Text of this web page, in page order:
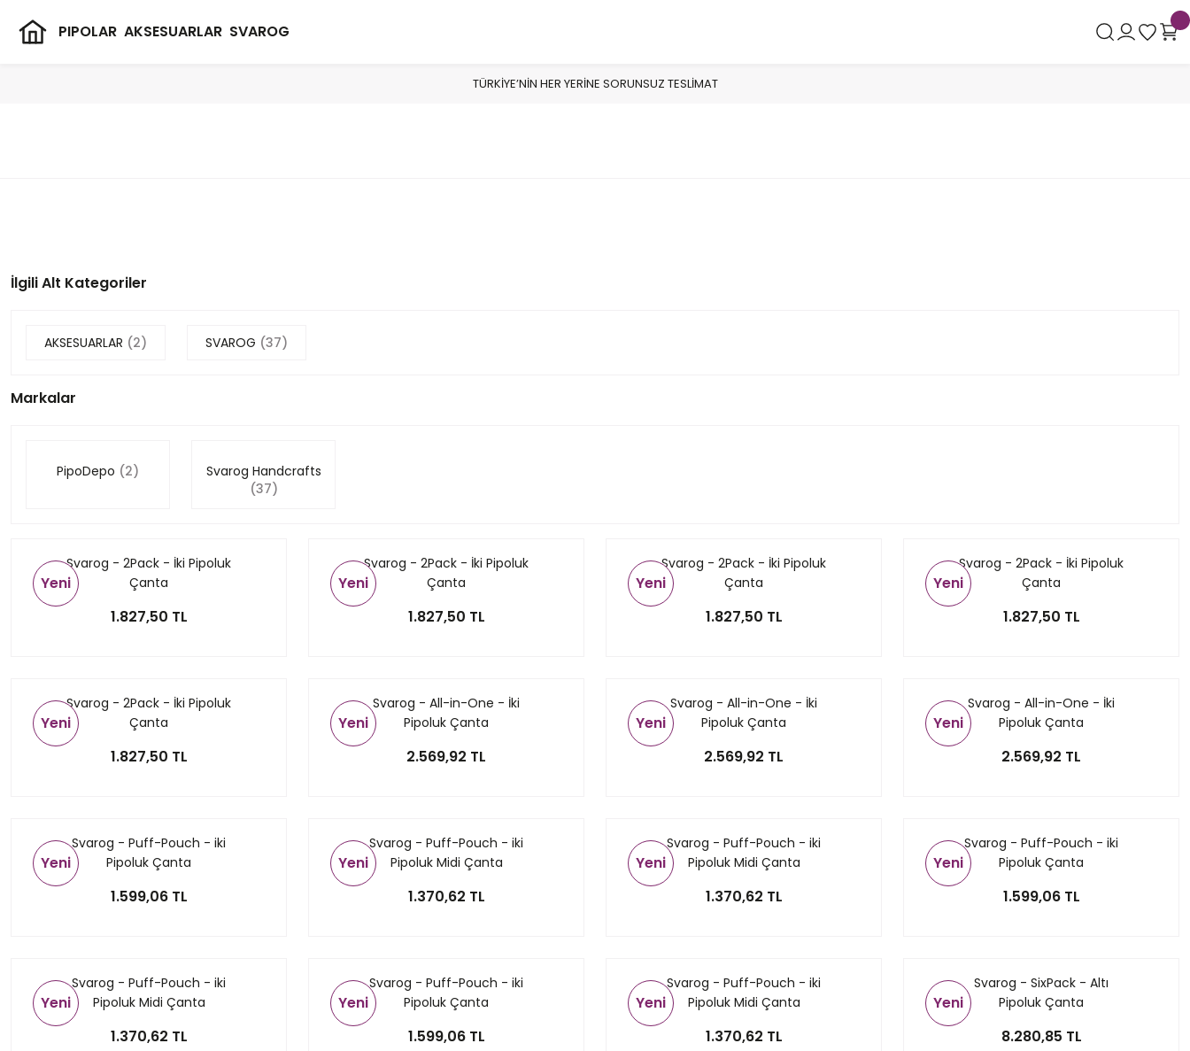
PIPOLAR AKSESUARLAR SVAROG
TÜRKİYE’NİN HER YERİNE SORUNSUZ TESLİMAT
İlgili Alt Kategoriler
AKSESUARLAR (2) SVAROG (37)
Markalar
PipoDepo (2)
Svarog Handcrafts
(37)
Yeni
Svarog - 2Pack - İki Pipoluk
Çanta
1.827,50 TL
Yeni
Svarog - 2Pack - İki Pipoluk
Çanta
1.827,50 TL
Yeni
Svarog - 2Pack - İki Pipoluk
Çanta
1.827,50 TL
Yeni
Svarog - 2Pack - İki Pipoluk
Çanta
1.827,50 TL
Yeni
Svarog - 2Pack - İki Pipoluk
Çanta
1.827,50 TL
Yeni
Svarog - All-in-One - İki
Pipoluk Çanta
2.569,92 TL
Yeni
Svarog - All-in-One - İki
Pipoluk Çanta
2.569,92 TL
Yeni
Svarog - All-in-One - İki
Pipoluk Çanta
2.569,92 TL
Yeni
Svarog - Puff-Pouch - iki
Pipoluk Çanta
1.599,06 TL
Yeni
Svarog - Puff-Pouch - iki
Pipoluk Midi Çanta
1.370,62 TL
Yeni
Svarog - Puff-Pouch - iki
Pipoluk Midi Çanta
1.370,62 TL
Yeni
Svarog - Puff-Pouch - iki
Pipoluk Çanta
1.599,06 TL
Yeni
Svarog - Puff-Pouch - iki
Pipoluk Midi Çanta
1.370,62 TL
Yeni
Svarog - Puff-Pouch - iki
Pipoluk Çanta
1.599,06 TL
Yeni
Svarog - Puff-Pouch - iki
Pipoluk Midi Çanta
1.370,62 TL
Yeni
Svarog - SixPack - Altı
Pipoluk Çanta
8.280,85 TL